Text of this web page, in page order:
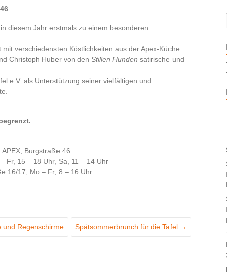
diesem Jahr erstmals zu einem besonderen
verschiedensten Köstlichkeiten aus der Apex-Küche.
Christoph Huber von den Stillen Hunden satirische und
e.V. als Unterstützung seiner vielfältigen und
Burgstraße 46
Fr, 15 – 18 Uhr, Sa, 11 – 14 Uhr
16/17, Mo – Fr, 8 – 16 Uhr
und Regenschirme Spätsommerbrunch für die Tafel →